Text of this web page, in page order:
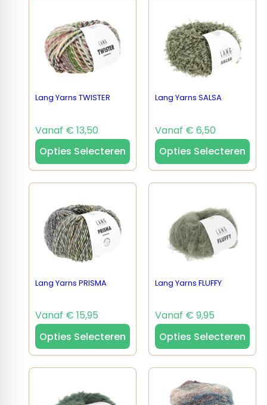
Lang Yarns TWISTER
Vanaf € 13,50
Opties Selecteren
Lang Yarns SALSA
Vanaf € 6,50
Opties Selecteren
Lang Yarns PRISMA
Vanaf € 15,95
Opties Selecteren
Lang Yarns FLUFFY
Vanaf € 9,95
Opties Selecteren